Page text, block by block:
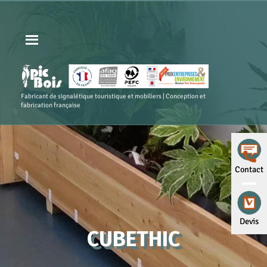
Contact
Devis
Fabricant de signalétique touristique et mobiliers | Conception et
fabrication française
CUBETHIC